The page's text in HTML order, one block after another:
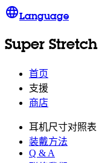
languageLanguage
Super
首页
支援
商店
耳机尺寸对照表
装戴方法
Q & A